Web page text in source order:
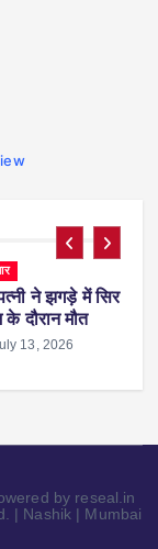
ने झगड़े में सिर
के दौरान मौत
13, 2026
by reseal.in
| Nashik | Mumbai